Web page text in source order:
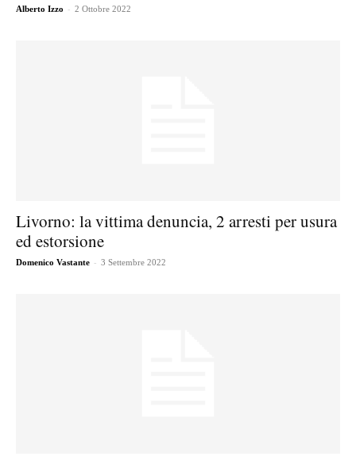
Alberto Izzo - 2 Ottobre 2022
Livorno: la vittima denuncia, 2 arresti per usura
ed estorsione
Domenico Vastante - 3 Settembre 2022